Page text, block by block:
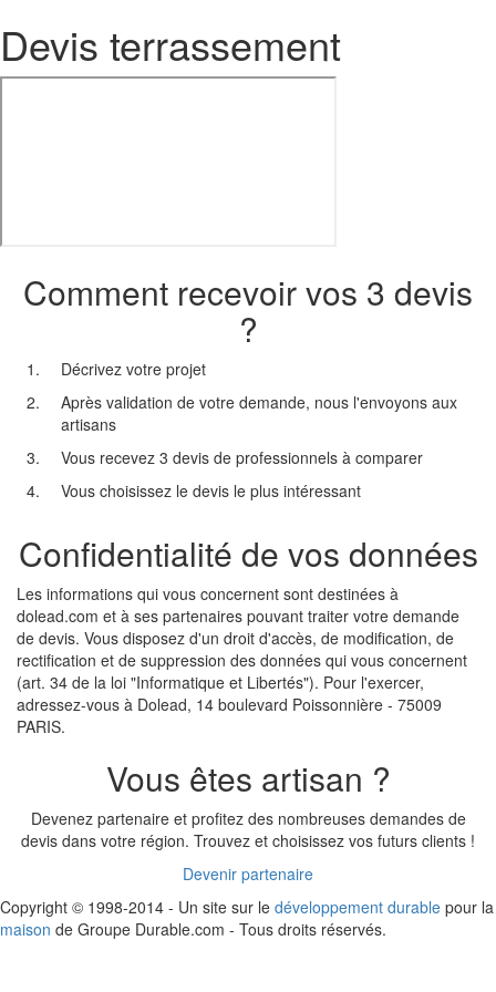
Devis terrassement
Comment recevoir vos 3 devis
?
Décrivez votre projet
Après validation de votre demande, nous l'envoyons aux
artisans
Vous recevez 3 devis de professionnels à comparer
Vous choisissez le devis le plus intéressant
Confidentialité de vos données
Les informations qui vous concernent sont destinées à
dolead.com et à ses partenaires pouvant traiter votre demande
de devis. Vous disposez d'un droit d'accès, de modification, de
rectification et de suppression des données qui vous concernent
(art. 34 de la loi "Informatique et Libertés"). Pour l'exercer,
adressez-vous à Dolead, 14 boulevard Poissonnière - 75009
PARIS.
Vous êtes artisan ?
Devenez partenaire et profitez des nombreuses demandes de
devis dans votre région. Trouvez et choisissez vos futurs clients !
Devenir partenaire
Copyright © 1998-2014 - Un site sur le développement durable pour la
maison de Groupe Durable.com - Tous droits réservés.